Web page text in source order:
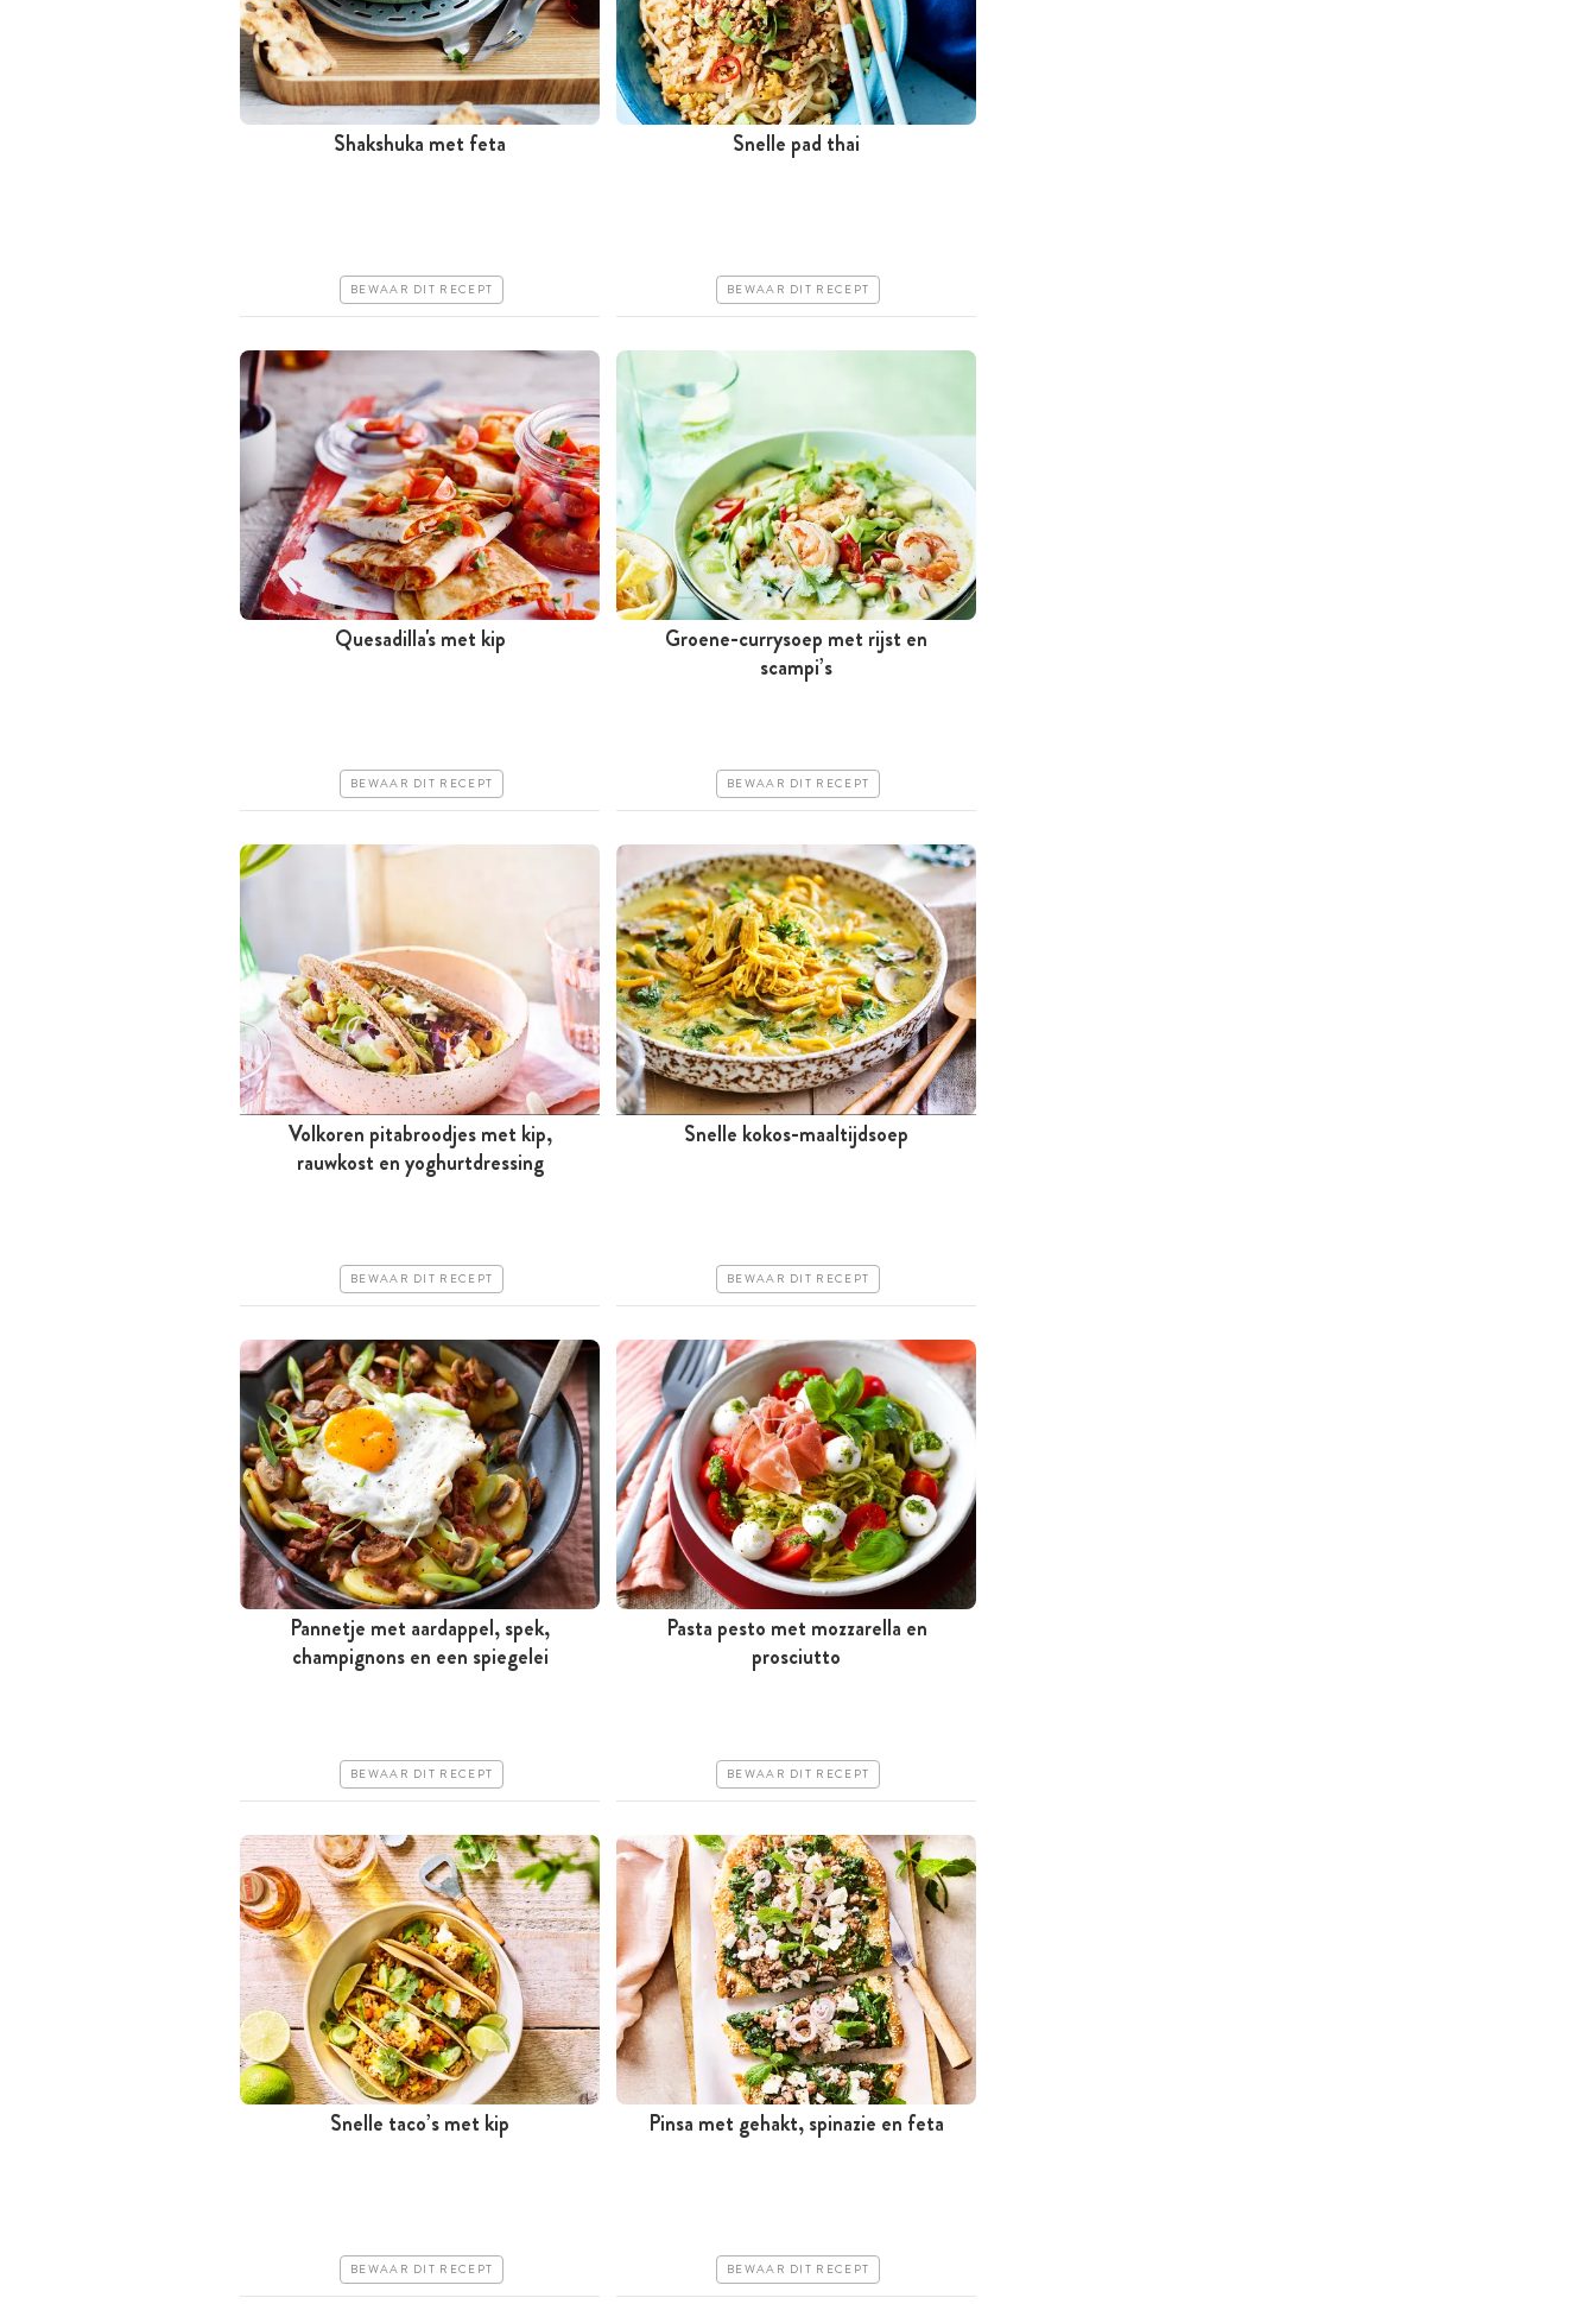
Shakshuka met feta
BEWAAR DIT RECEPT
Snelle pad thai
BEWAAR DIT RECEPT
Quesadilla's met kip
BEWAAR DIT RECEPT
Minder dan 30 minuten
Groene-currysoep met rijst en
scampi’s
BEWAAR DIT RECEPT
Minder dan 30 minuten
Volkoren pitabroodjes met kip,
rauwkost en yoghurtdressing
BEWAAR DIT RECEPT
Snelle kokos-maaltijdsoep
BEWAAR DIT RECEPT
Minder dan 30 minuten
Pannetje met aardappel, spek,
champignons en een spiegelei
BEWAAR DIT RECEPT
Minder dan 30 minuten
Pasta pesto met mozzarella en
prosciutto
BEWAAR DIT RECEPT
Snelle taco’s met kip
BEWAAR DIT RECEPT
Pinsa met gehakt, spinazie en feta
BEWAAR DIT RECEPT